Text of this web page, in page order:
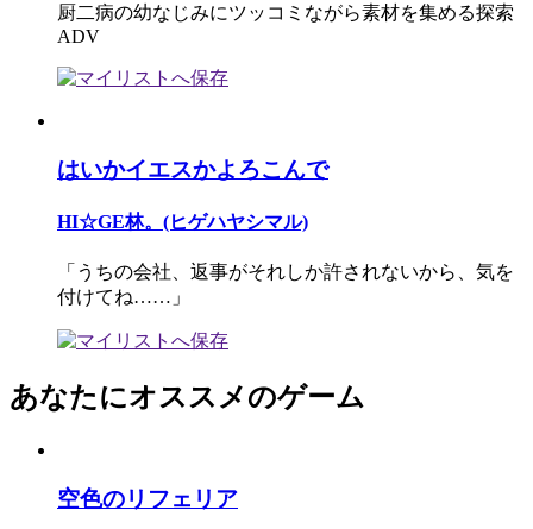
厨二病の幼なじみにツッコミながら素材を集める探索
ADV
はいかイエスかよろこんで
HI☆GE林。(ヒゲハヤシマル)
「うちの会社、返事がそれしか許されないから、気を
付けてね……」
あなたにオススメのゲーム
空色のリフェリア